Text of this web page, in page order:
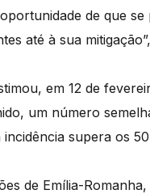
de que
até à sua
em 12 de
um número
supera os
de Emília-